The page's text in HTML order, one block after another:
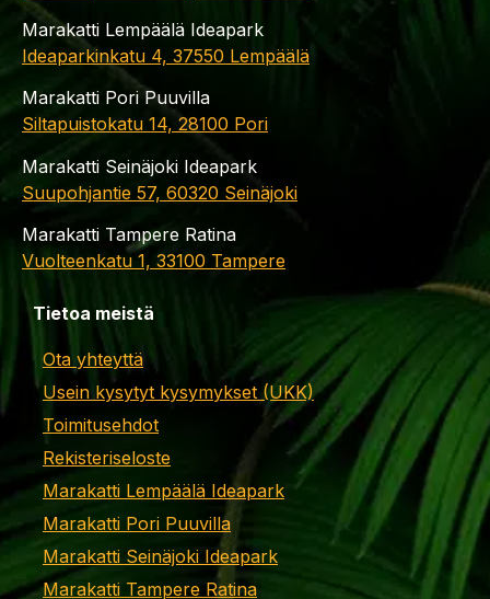
Marakatti Lempäälä Ideapark
Ideaparkinkatu 4, 37550 Lempäälä
Marakatti Pori Puuvilla
Siltapuistokatu 14, 28100 Pori
Marakatti Seinäjoki Ideapark
Suupohjantie 57, 60320 Seinäjoki
Marakatti Tampere Ratina
Vuolteenkatu 1, 33100 Tampere
Tietoa meistä
Ota yhteyttä
Usein kysytyt kysymykset (UKK)
Toimitusehdot
Rekisteriseloste
Marakatti Lempäälä Ideapark
Marakatti Pori Puuvilla
Marakatti Seinäjoki Ideapark
Marakatti Tampere Ratina